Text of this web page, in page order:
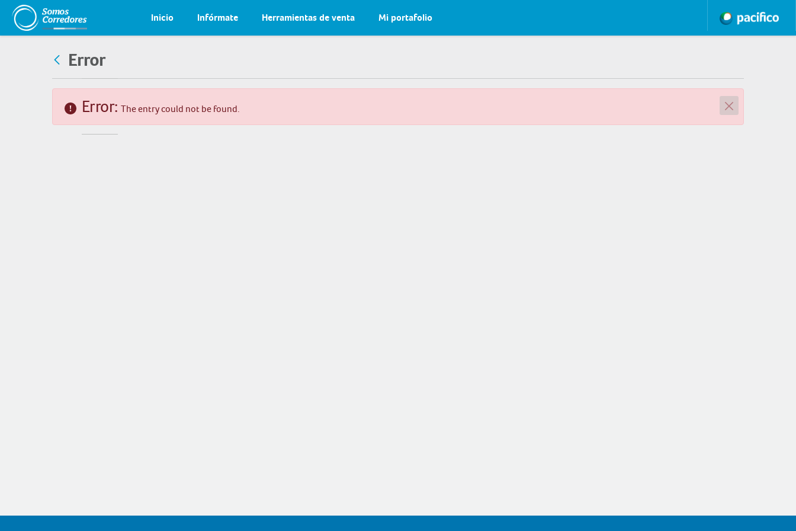
Inicio Infórmate Herramientas de venta Mi portafolio
Error
Close
Error: The entry could not be found.